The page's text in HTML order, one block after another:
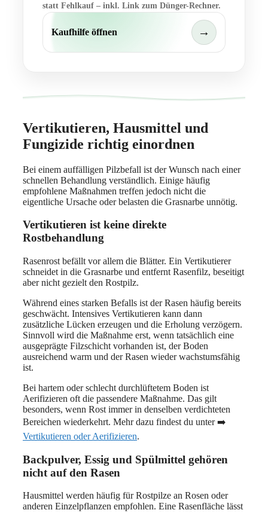
statt Fehlkauf – inkl. Link zum Dünger-Rechner.
Kaufhilfe öffnen →
Vertikutieren, Hausmittel und
Fungizide richtig einordnen
Bei einem auffälligen Pilzbefall ist der Wunsch nach einer
schnellen Behandlung verständlich. Einige häufig
empfohlene Maßnahmen treffen jedoch nicht die
eigentliche Ursache oder belasten die Grasnarbe unnötig.
Vertikutieren ist keine direkte
Rostbehandlung
Rasenrost befällt vor allem die Blätter. Ein Vertikutierer
schneidet in die Grasnarbe und entfernt Rasenfilz, beseitigt
aber nicht gezielt den Rostpilz.
Während eines starken Befalls ist der Rasen häufig bereits
geschwächt. Intensives Vertikutieren kann dann
zusätzliche Lücken erzeugen und die Erholung verzögern.
Sinnvoll wird die Maßnahme erst, wenn tatsächlich eine
ausgeprägte Filzschicht vorhanden ist, der Boden
ausreichend warm und der Rasen wieder wachstumsfähig
ist.
Bei hartem oder schlecht durchlüftetem Boden ist
Aerifizieren oft die passendere Maßnahme. Das gilt
besonders, wenn Rost immer in denselben verdichteten
Bereichen wiederkehrt. Mehr dazu findest du unter ➡️
Vertikutieren oder Aerifizieren.
Backpulver, Essig und Spülmittel gehören
nicht auf den Rasen
Hausmittel werden häufig für Rostpilze an Rosen oder
anderen Einzelpflanzen empfohlen. Eine Rasenfläche lässt